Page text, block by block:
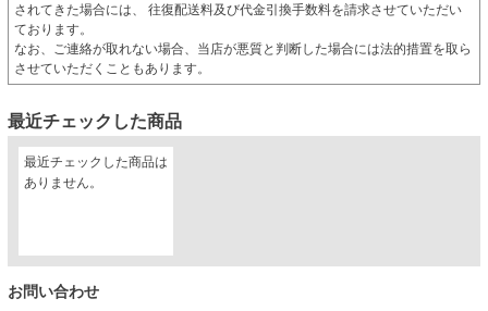
されてきた場合には、 往復配送料及び代金引換手数料を請求させていただい
ております。
なお、ご連絡が取れない場合、当店が悪質と判断した場合には法的措置を取ら
させていただくこともあります。
最近チェックした商品
最近チェックした商品は
ありません。
お問い合わせ